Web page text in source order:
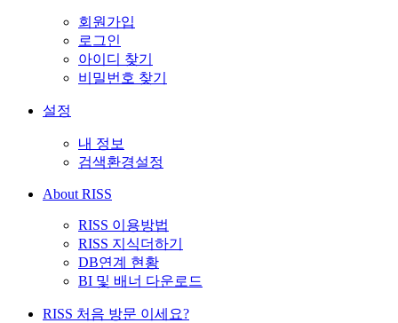
회원가입
로그인
아이디 찾기
비밀번호 찾기
설정
내 정보
검색환경설정
About RISS
RISS 이용방법
RISS 지식더하기
DB연계 현황
BI 및 배너 다운로드
RISS 처음 방문 이세요?